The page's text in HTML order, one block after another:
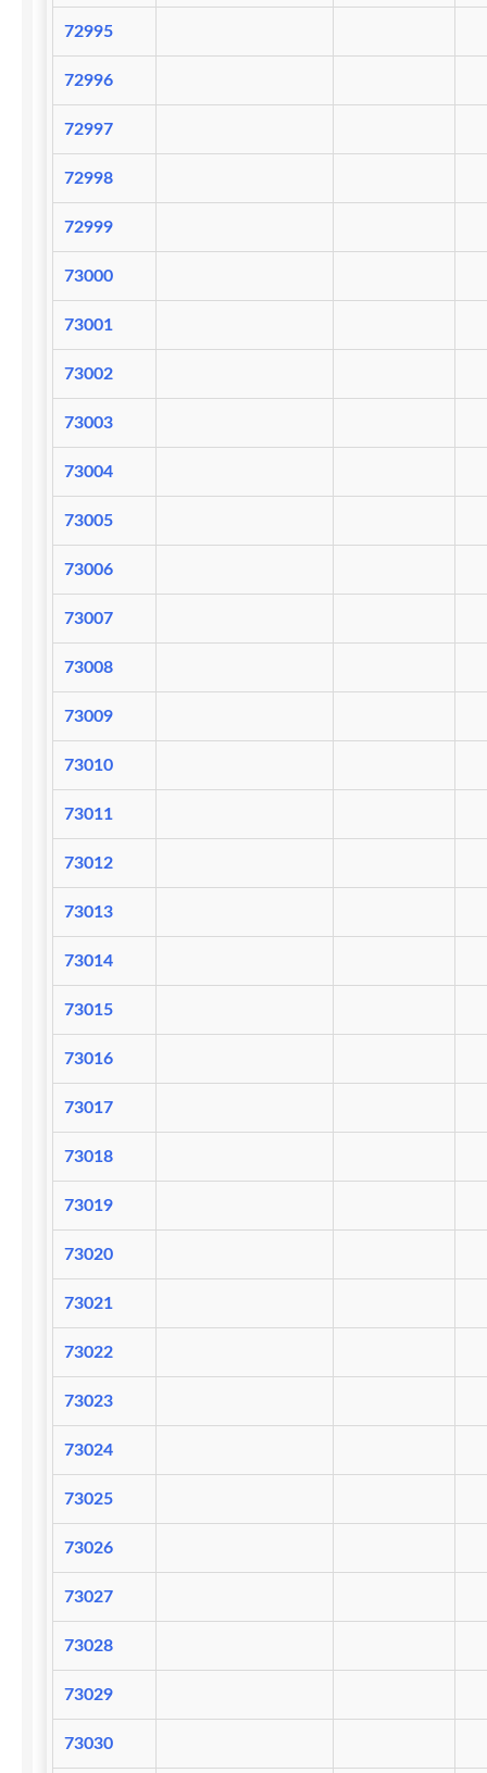
72995
72996
72997
72998
72999
73000
73001
73002
73003
73004
73005
73006
73007
73008
73009
73010
73011
73012
73013
73014
73015
73016
73017
73018
73019
73020
73021
73022
73023
73024
73025
73026
73027
73028
73029
73030